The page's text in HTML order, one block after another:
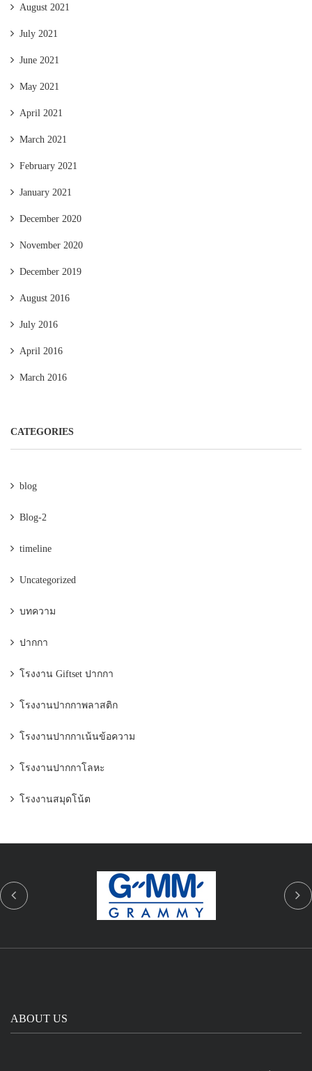
August 2021
July 2021
June 2021
May 2021
April 2021
March 2021
February 2021
January 2021
December 2020
November 2020
December 2019
August 2016
July 2016
April 2016
March 2016
CATEGORIES
blog
Blog-2
timeline
Uncategorized
บทความ
ปากกา
โรงงาน Giftset ปากกา
โรงงานปากกาพลาสติก
โรงงานปากกาเน้นข้อความ
โรงงานปากกาโลหะ
โรงงานสมุดโน้ต
ABOUT US